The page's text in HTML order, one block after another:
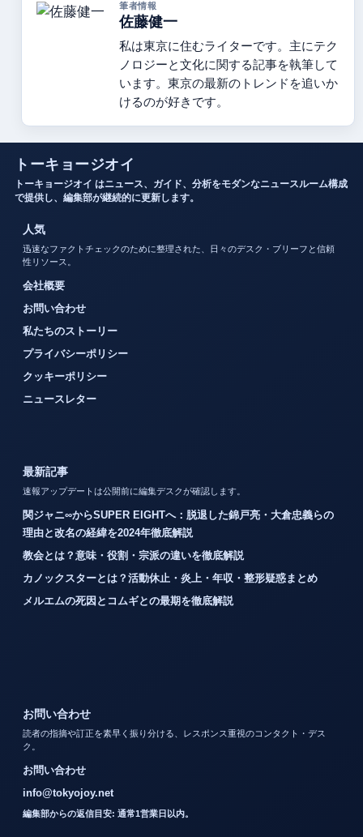
筆者情報
佐藤健一
私は東京に住むライターです。主にテク
ノロジーと文化に関する記事を執筆して
います。東京の最新のトレンドを追いか
けるのが好きです。
トーキョージオイ
トーキョージオイ はニュース、ガイド、分析をモダンなニュースルーム構成
で提供し、編集部が継続的に更新します。
人気
迅速なファクトチェックのために整理された、日々のデスク・ブリーフと信頼
性リソース。
会社概要
お問い合わせ
私たちのストーリー
プライバシーポリシー
クッキーポリシー
ニュースレター
最新記事
速報アップデートは公開前に編集デスクが確認します。
関ジャニ∞からSUPER EIGHTへ：脱退した錦戸亮・大倉忠義らの
理由と改名の経緯を2024年徹底解説
教会とは？意味・役割・宗派の違いを徹底解説
カノックスターとは？活動休止・炎上・年収・整形疑惑まとめ
メルエムの死因とコムギとの最期を徹底解説
お問い合わせ
読者の指摘や訂正を素早く振り分ける、レスポンス重視のコンタクト・デス
ク。
お問い合わせ
info@tokyojoy.net
編集部からの返信目安: 通常1営業日以内。